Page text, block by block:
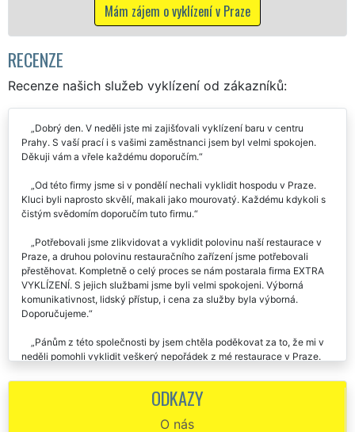
zájem o vyklízení v Praze
RECENZE
Recenze našich služeb vyklízení od zákazníků:
Dobrý den. V neděli jste mi zajišťovali vyklízení baru v centru
Prahy. S vaší prací i s vašimi zaměstnanci jsem byl velmi spokojen.
Děkuji vám a vřele každému doporučím.
Od této firmy jsme si v pondělí nechali vyklidit hospodu v Praze.
Kluci byli naprosto skvělí, makali jako mourovatý. Každému kdykoli s
čistým svědomím doporučím tuto firmu.
Potřebovali jsme zlikvidovat a vyklidit polovinu naší restaurace v
Praze, a druhou polovinu restauračního zařízení jsme potřebovali
přestěhovat. Kompletně o celý proces se nám postarala firma EXTRA
VYKLÍZENÍ. S jejich službami jsme byli velmi spokojeni. Výborná
komunikativnost, lidský přístup, i cena za služby byla výborná.
Doporučujeme.
Pánům z této společnosti by jsem chtěla poděkovat za to, že mi v
neděli pomohli vyklidit veškerý nepořádek z mé restaurace v Praze.
velmi ochotní a milí. Rozhodně doporučuji tuto společnost.
ODKAZY
O nás